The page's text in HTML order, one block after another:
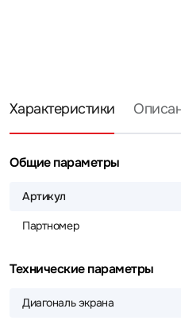
Характеристики
Общие параметры
Артикул
Партномер
Технические параметры
Диагональ экрана